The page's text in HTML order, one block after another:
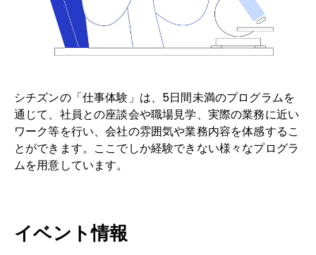
シチズンの「仕事体験」は、5日間未満のプログラムを
通じて、社員との座談会や職場見学、実際の業務に近い
ワーク等を行い、会社の雰囲気や業務内容を体感するこ
とができます。ここでしか経験できない様々なプログラ
ムを用意しています。
イベント情報